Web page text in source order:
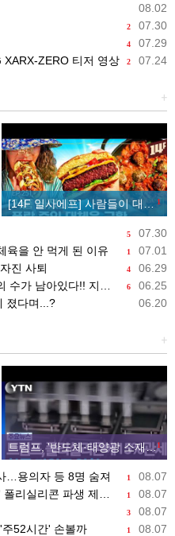
08.02
2 07.30
4 07.29
2 07.24
ZERO 티저 영상
+
1
[14F 일사에프] 사람들이 대체육을 안 먹게 된 이유
5 07.30
1 07.01
육을 안 먹게 된 이유
4 06.29
진 사퇴
6 06.25
있다!! 지금부터 시작이야!!
06.20
졌다며...?
+
1
트럼프, '반도체·태양광 소재' 폴리실리콘 파생 제품에 15% 관세...한국 기업도 영향
1 08.07
…용의자 등 8명 숨져
1 08.07
에 15% 관세...한국 기업도 영향
3 08.07
1 08.07
52시간' 손볼까